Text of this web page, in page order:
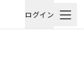
ログイン